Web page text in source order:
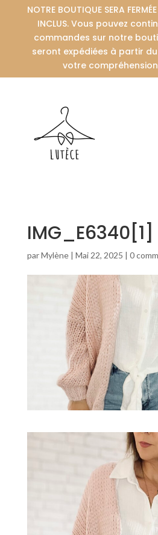
NOTRE BOUTIQUE SERA
INCLUS. Vous pouvez
commandes sur notre
seront expédiées à partir
votre
IMG_E6340[1]
parMylène| Mai 22, 2025 | 0